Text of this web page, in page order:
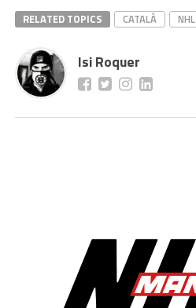
RELATED TOPICS CATALÀ NHL
Isi Roquer